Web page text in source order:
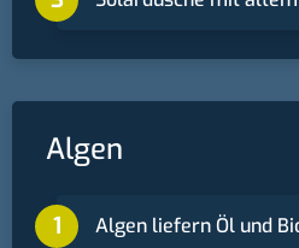
Algen
Algen liefern Öl und